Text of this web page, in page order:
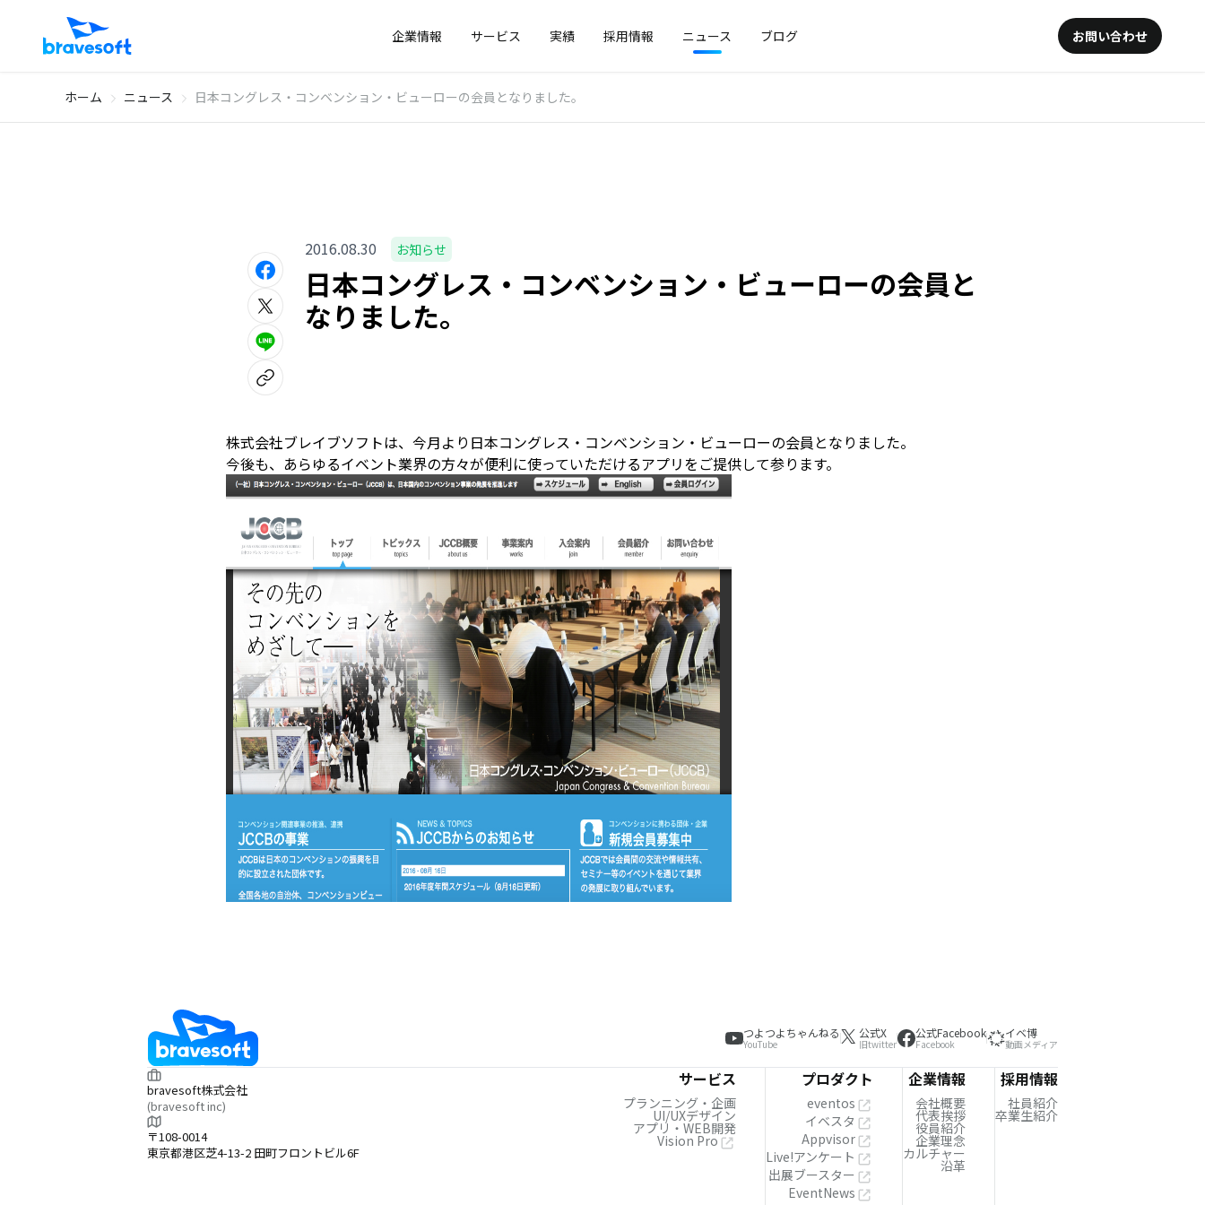
企業情報 サービス 実績 採用情報 ニュース ブログ お問い合わせ
ホーム ニュース 日本コングレス・コンベンション・ビューローの会員となりました。
2016.08.30 お知らせ
日本コングレス・コンベンション・ビューローの会員と
なりました。
株式会社ブレイブソフトは、今月より日本コングレス・コンベンション・ビューローの会員となりました。
今後も、あらゆるイベント業界の方々が便利に使っていただけるアプリをご提供して参ります。
つよつよちゃんねる
YouTube
公式X
旧twitter
公式Facebook
Facebook
イベ博
動画メディア
bravesoft株式会社
(bravesoft inc)
〒108-0014
東京都港区芝4-13-2 田町フロントビル6F
サービス
プランニング・企画
UI/UXデザイン
アプリ・WEB開発
Vision Pro
プロダクト
eventos
イベスタ
Appvisor
Live!アンケート
出展ブースター
EventNews
企業情報
会社概要
代表挨拶
役員紹介
企業理念
カルチャー
沿革
採用情報
社員紹介
卒業生紹介